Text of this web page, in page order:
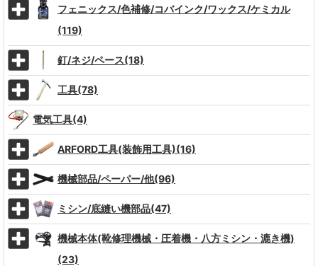
フェニックス/色補修/コバインク/ワックス/ケミカル
(119)
釘/ネジ/ペース(18)
工具(78)
電気工具(4)
ARFORD工具(装飾用工具)(16)
機械部品/ペーパー/他(96)
ミシン/底縫い機部品(47)
機械本体(靴修理機械・圧着機・八方ミシン・漉き機)
(23)